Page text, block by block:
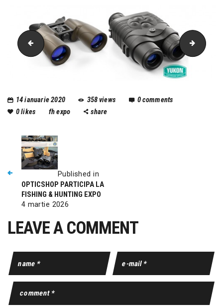
pulsar
14 ianuarie 2020 358views 0comments
0likes fh expo share
Published in
OPTICSHOP PARTICIPA LA
FISHING & HUNTING EXPO
4 martie 2026
LEAVE A COMMENT